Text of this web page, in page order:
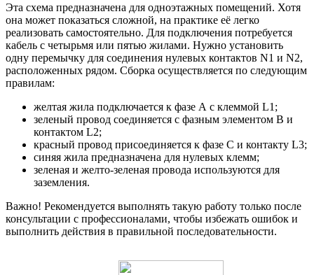
Эта схема предназначена для одноэтажных помещений. Хотя
она может показаться сложной, на практике её легко
реализовать самостоятельно. Для подключения потребуется
кабель с четырьмя или пятью жилами. Нужно установить
одну перемычку для соединения нулевых контактов N1 и N2,
расположенных рядом. Сборка осуществляется по следующим
правилам:
желтая жила подключается к фазе А с клеммой L1;
зеленый провод соединяется с фазным элементом В и
контактом L2;
красный провод присоединяется к фазе С и контакту L3;
синяя жила предназначена для нулевых клемм;
зеленая и желто-зеленая провода используются для
заземления.
Важно! Рекомендуется выполнять такую работу только после
консультации с профессионалами, чтобы избежать ошибок и
выполнить действия в правильной последовательности.